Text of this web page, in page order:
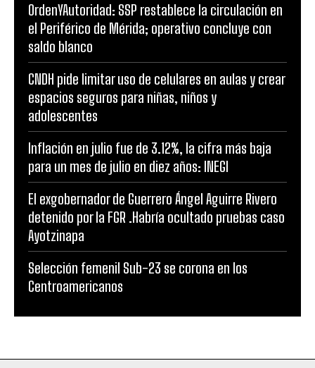
OrdenYAutoridad: SSP restablece la circulación en
el Periférico de Mérida; operativo concluye con
saldo blanco
CNDH pide limitar uso de celulares en aulas y crear
espacios seguros para niñas, niños y
adolescentes
Inflación en julio fue de 3.12%, la cifra más baja
para un mes de julio en diez años: INEGI
El exgobernador de Guerrero Ángel Aguirre Rivero
detenido por la FGR .Habría ocultado pruebas caso
Ayotzinapa
Selección femenil Sub-23 se corona en los
Centroamericanos